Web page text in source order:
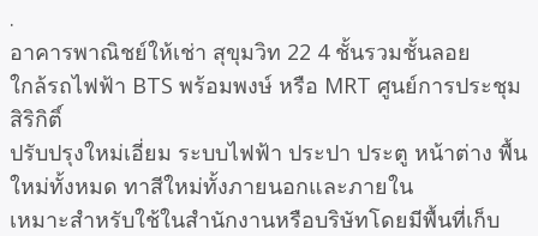
.
อาคารพาณิชย์ให้เช่า สุขุมวิท 22 4 ชั้นรวมชั้นลอย
ใกล้รถไฟฟ้า BTS พร้อมพงษ์ หรือ MRT ศูนย์การประชุม
สิริกิติ์
ปรับปรุงใหม่เอี่ยม ระบบไฟฟ้า ประปา ประตู หน้าต่าง พื้น
ใหม่ทั้งหมด ทาสีใหม่ทั้งภายนอกและภายใน
เหมาะสำหรับใช้ในสำนักงานหรือบริษัทโดยมีพื้นที่เก็บ